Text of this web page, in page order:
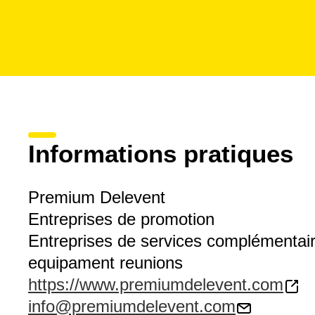
Informations pratiques
Premium Delevent
Entreprises de promotion
Entreprises de services
equipament reunions
https://www.premiumdelevent.com
info@premiumdelevent.com